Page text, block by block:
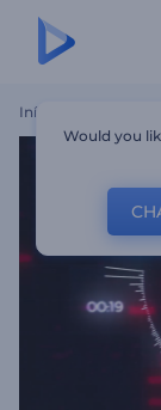
Início
Would you